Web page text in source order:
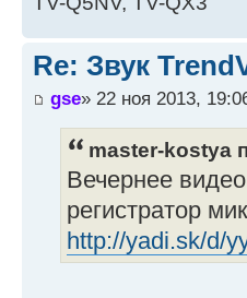
Re: Звук
gse» 22 ноя 2013,
master-kostya
Вечернее
регистратор
http://yadi.sk/d/